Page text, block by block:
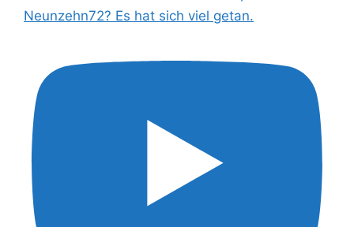
Neunzehn72? Es hat sich viel getan.